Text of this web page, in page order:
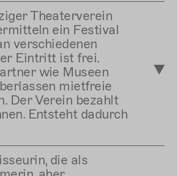
Theaterverein
ein Festival
verschiedenen
Eintritt ist frei.
wie Museen
mietfreie
Der Verein bezahlt
Entsteht dadurch
die als